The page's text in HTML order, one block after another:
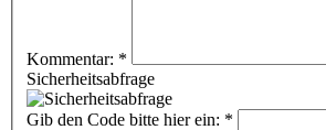
Kommentar: *
Sicherheitsabfrage
Gib den Code bitte hier ein: *